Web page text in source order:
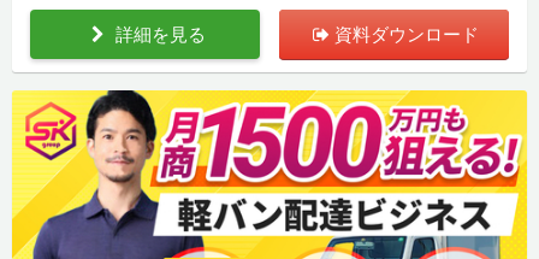
詳細を見る 資料ダウンロード